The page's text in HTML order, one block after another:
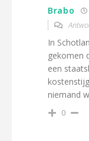
Brabo
In
gekomen
een
niemand
0